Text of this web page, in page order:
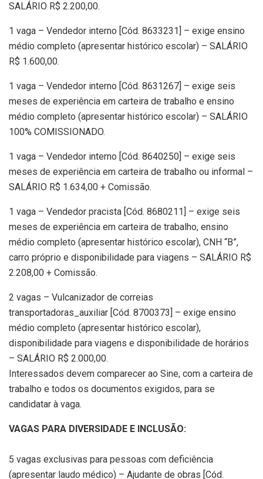
SALÁRIO R$ 2.200,00.
1 vaga – Vendedor interno [Cód. 8633231] – exige ensino
médio completo (apresentar histórico escolar) – SALÁRIO
R$ 1.600,00.
1 vaga – Vendedor interno [Cód. 8631267] – exige seis
meses de experiência em carteira de trabalho e ensino
médio completo (apresentar histórico escolar) – SALÁRIO
100% COMISSIONADO.
1 vaga – Vendedor interno [Cód. 8640250] – exige seis
meses de experiência em carteira de trabalho ou informal –
SALÁRIO R$ 1.634,00 + Comissão.
1 vaga – Vendedor pracista [Cód. 8680211] – exige seis
meses de experiência em carteira de trabalho, ensino
médio completo (apresentar histórico escolar), CNH “B”,
carro próprio e disponibilidade para viagens – SALÁRIO R$
2.208,00 + Comissão.
2 vagas – Vulcanizador de correias
transportadoras_auxiliar [Cód. 8700373] – exige ensino
médio completo (apresentar histórico escolar),
disponibilidade para viagens e disponibilidade de horários
– SALÁRIO R$ 2.000,00.
Interessados devem comparecer ao Sine, com a carteira de
trabalho e todos os documentos exigidos, para se
candidatar à vaga.
VAGAS PARA DIVERSIDADE E INCLUSÃO:
5 vagas exclusivas para pessoas com deficiência
(apresentar laudo médico) – Ajudante de obras [Cód.